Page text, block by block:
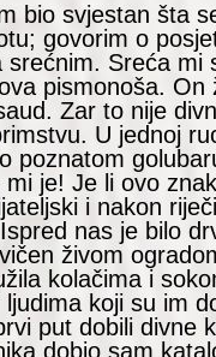
bio svjestan šta
govorim o
srećnim. Sreća
pismonoša.
Zar to nije
U jednoj
poznatom
je! Je li ovo
i nakon
nas je bilo
živom
kolačima i
koji su im
put dobili divne
dobio sam